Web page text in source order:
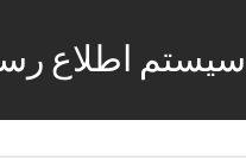
سیستم اطلاع